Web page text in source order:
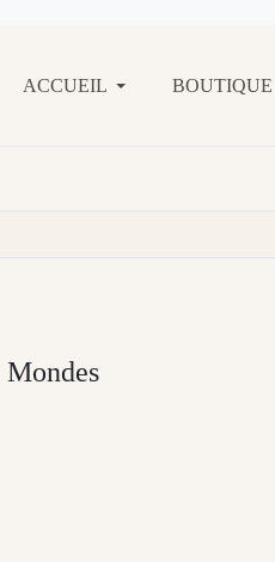
ACCUEIL BOUTIQUE
Mondes